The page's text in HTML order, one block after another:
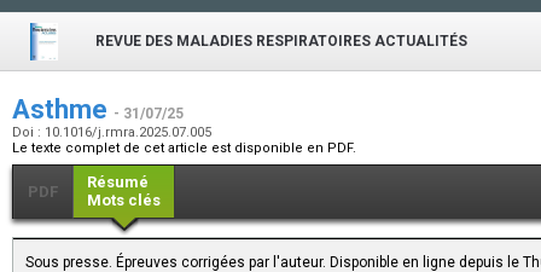
REVUE DES MALADIES RESPIRATOIRES ACTUALITÉS
Asthme - 31/07/25
Doi : 10.1016/j.rmra.2025.07.005
Le texte complet de cet article est disponible en PDF.
PDF
Résumé
Mots clés
Sous presse. Épreuves corrigées par l'auteur. Disponible en ligne depuis le